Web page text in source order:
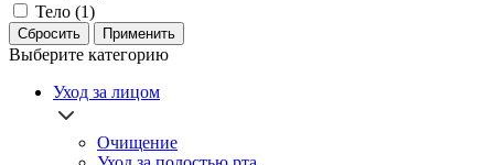
Тело (1)
Сбросить Применить
Выберите категорию
Уход за лицом
Очищение